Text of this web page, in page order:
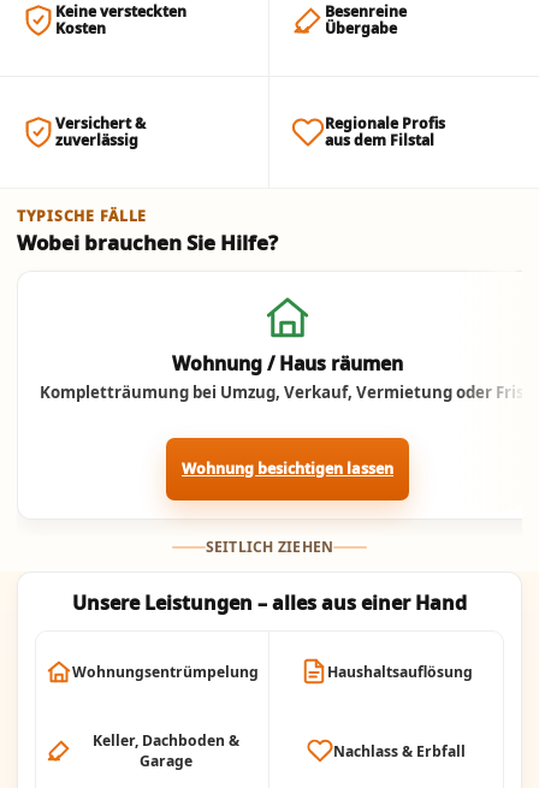
Jetzt anrufen
Keine versteckten
Kosten
Besenreine
Übergabe
Versichert &
zuverlässig
Regionale Profis
aus dem Filstal
TYPISCHE FÄLLE
Wobei brauchen Sie Hilfe?
Wohnung / Haus räumen
Kompletträumung bei Umzug, Verkauf, Vermietung oder Frist.
Wohnung besichtigen lassen
SEITLICH ZIEHEN
Unsere Leistungen – alles aus einer Hand
Wohnungsentrümpelung Haushaltsauflösung
Keller, Dachboden &
Garage
Nachlass & Erbfall